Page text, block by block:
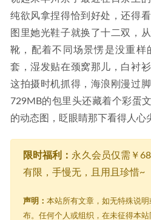
纯欲风拿捏得恰到好处，还得
图里她光鞋子就换了十二双，
靴，配着不同场景愣是没重样
套，湿发贴在颈窝那儿，白衬
这拍摄时机抓得，海浪刚漫过
729MB的包里头还藏着个彩蛋
的动态图，眨眼睛那下看得人心
限时福利： 永久会员仅需￥
有限，手慢无，且用且珍惜~
声明： 本站所有文章，如无特殊说
布。任何个人或组织，在未征得本站